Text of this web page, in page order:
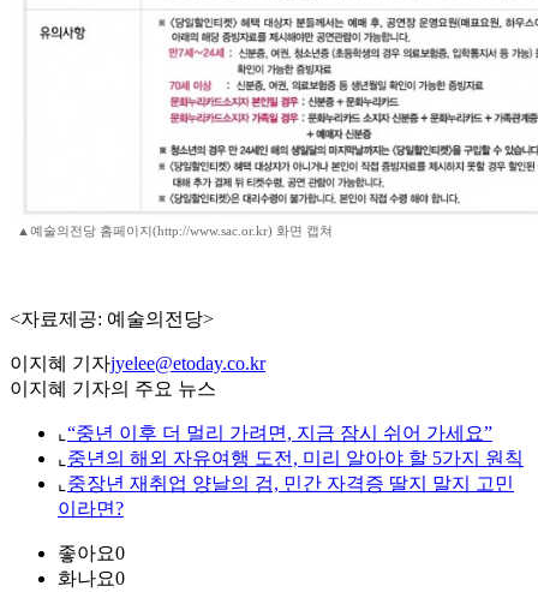
▲예술의전당 홈페이지(http://www.sac.or.kr) 화면 캡쳐
<자료제공: 예술의전당>
이지혜 기자jyelee@etoday.co.kr
이지혜 기자의 주요 뉴스
⌞ “중년 이후 더 멀리 가려면, 지금 잠시 쉬어 가세요”
⌞ 중년의 해외 자유여행 도전, 미리 알아야 할 5가지 원칙
⌞ 중장년 재취업 양날의 검, 민간 자격증 딸지 말지 고민
이라면?
좋아요0
화나요0